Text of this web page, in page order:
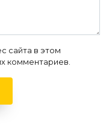
сайта в этом
комментариев.